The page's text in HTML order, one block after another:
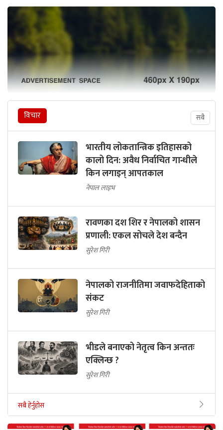
विचार सबै
भारतीय लोकतान्त्रिक इतिहासको
कालो दिन: अवैध निर्वाचित गान्धीले
किन लगाइन् आपतकाल
नेपाल लाइभ
रावणका दश शिर र नेपालको शासन
प्रणाली: एकल सोचले देश बन्दैन
सुरेश गिरी
नेपालको राजनीतिमा जवाफदेहिताको
संकट
सुरेश गिरी
भीडले बनाएको नेतृत्व किन अन्ततः
एक्लिन्छ ?
सुरेश गिरी
सबै हेर्नुहोस